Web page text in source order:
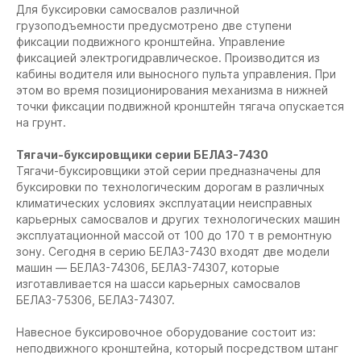
Для буксировки самосвалов различной
грузоподъемности предусмотрено две ступени
фиксации подвижного кронштейна. Управление
фиксацией электрогидравлическое. Производится из
кабины водителя или выносного пульта управления. При
этом во время позиционирования механизма в нижней
точки фиксации подвижной кронштейн тягача опускается
на грунт.
Тягачи-буксировщики серии БЕЛАЗ-7430
Тягачи-буксировщики этой серии предназначены для
буксировки по технологическим дорогам в различных
климатических условиях эксплуатации неисправных
карьерных самосвалов и других технологических машин
эксплуатационной массой от 100 до 170 т в ремонтную
зону. Сегодня в серию БЕЛАЗ-7430 входят две модели
машин — БЕЛАЗ-74306, БЕЛАЗ-74307, которые
изготавливается на шасси карьерных самосвалов
БЕЛАЗ-75306, БЕЛАЗ-74307.
Навесное буксировочное оборудование состоит из:
неподвижного кронштейна, который посредством штанг